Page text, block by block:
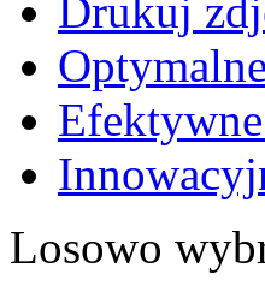
Drukuj
Losowo